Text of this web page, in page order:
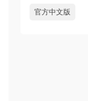
官方中文版